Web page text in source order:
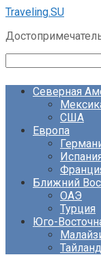
Перейти
контенту
Traveling.SU
Северная
США
Европа
Ближний
ОАЭ
Турция
Юго-
Тайланд